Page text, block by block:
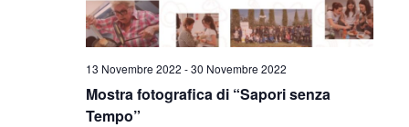
13 Novembre 2022 -30 Novembre 2022
Mostra fotografica di “Sapori senza
Tempo”